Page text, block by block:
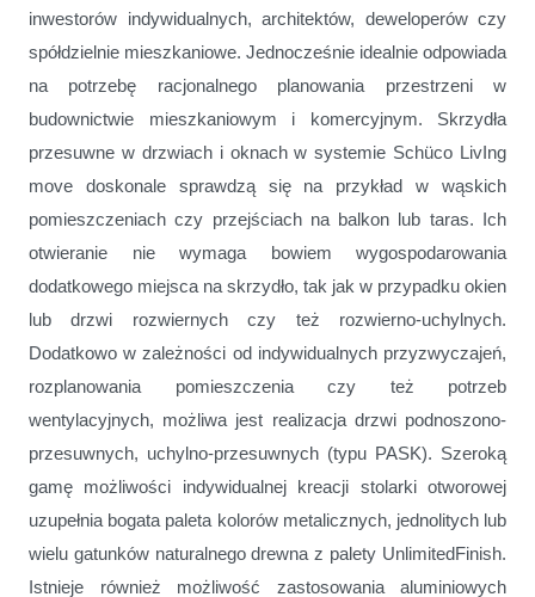
inwestorów indywidualnych, architektów, deweloperów czy
spółdzielnie mieszkaniowe. Jednocześnie idealnie odpowiada
na potrzebę racjonalnego planowania przestrzeni w
budownictwie mieszkaniowym i komercyjnym. Skrzydła
przesuwne w drzwiach i oknach w systemie Schüco LivIng
move doskonale sprawdzą się na przykład w wąskich
pomieszczeniach czy przejściach na balkon lub taras. Ich
otwieranie nie wymaga bowiem wygospodarowania
dodatkowego miejsca na skrzydło, tak jak w przypadku okien
lub drzwi rozwiernych czy też rozwierno-uchylnych.
Dodatkowo w zależności od indywidualnych przyzwyczajeń,
rozplanowania pomieszczenia czy też potrzeb
wentylacyjnych, możliwa jest realizacja drzwi podnoszono-
przesuwnych, uchylno-przesuwnych (typu PASK). Szeroką
gamę możliwości indywidualnej kreacji stolarki otworowej
uzupełnia bogata paleta kolorów metalicznych, jednolitych lub
wielu gatunków naturalnego drewna z palety UnlimitedFinish.
Istnieje również możliwość zastosowania aluminiowych